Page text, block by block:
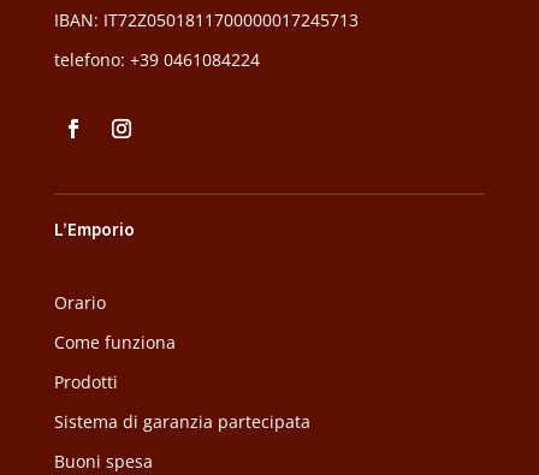
IBAN: IT72Z0501811700000017245713
telefono: +39 0461084224
L’Emporio
Orario
Come funziona
Prodotti
Sistema di garanzia partecipata
Buoni spesa